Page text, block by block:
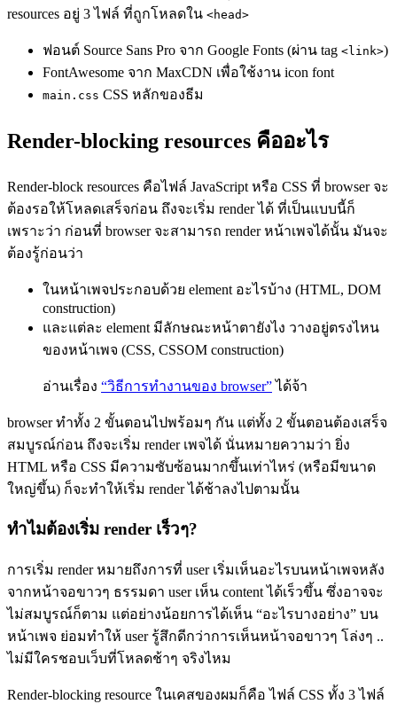
resources อยู่ 3 ไฟล์ ที่ถูกโหลดใน <head>
ฟอนต์ Source Sans Pro จาก Google Fonts (ผ่าน tag <link>)
FontAwesome จาก MaxCDN เพื่อใช้งาน icon font
main.css CSS หลักของธีม
Render-blocking resources คืออะไร
Render-block resources คือไฟล์ JavaScript หรือ CSS ที่ browser จะ
ต้องรอให้โหลดเสร็จก่อน ถึงจะเริ่ม render ได้ ที่เป็นแบบนี้ก็
เพราะว่า ก่อนที่ browser จะสามารถ render หน้าเพจได้นั้น มันจะ
ต้องรู้ก่อนว่า
ในหน้าเพจประกอบด้วย element อะไรบ้าง (HTML, DOM
construction)
และแต่ละ element มีลักษณะหน้าตายังไง วางอยู่ตรงไหน
ของหน้าเพจ (CSS, CSSOM construction)
อ่านเรื่อง “วิธีการทำงานของ browser”ได้จ้า
browser ทำทั้ง 2 ขั้นตอนไปพร้อมๆ กัน แต่ทั้ง 2 ขั้นตอนต้องเสร็จ
สมบูรณ์ก่อน ถึงจะเริ่ม render เพจได้ นั่นหมายความว่า ยิ่ง
HTML หรือ CSS มีความซับซ้อนมากขึ้นเท่าไหร่ (หรือมีขนาด
ใหญ่ขึ้น) ก็จะทำให้เริ่ม render ได้ช้าลงไปตามนั้น
ทำไมต้องเริ่ม render เร็วๆ?
การเริ่ม render หมายถึงการที่ user เริ่มเห็นอะไรบนหน้าเพจหลัง
จากหน้าจอขาวๆ ธรรมดา user เห็น content ได้เร็วขึ้น ซึ่งอาจจะ
ไม่สมบูรณ์ก็ตาม แต่อย่างน้อยการได้เห็น “อะไรบางอย่าง” บน
หน้าเพจ ย่อมทำให้ user รู้สึกดีกว่าการเห็นหน้าจอขาวๆ โล่งๆ ..
ไม่มีใครชอบเว็บที่โหลดช้าๆ จริงไหม
Render-blocking resource ในเคสของผมก็คือ ไฟล์ CSS ทั้ง 3 ไฟล์